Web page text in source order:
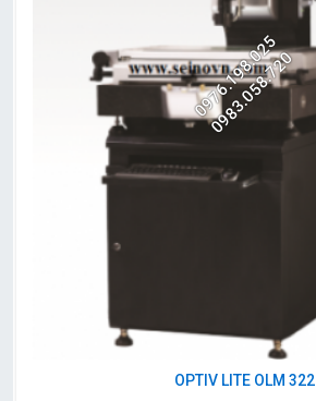
0976.198.025
0983.058.720
OPTIV LITE OLM 322